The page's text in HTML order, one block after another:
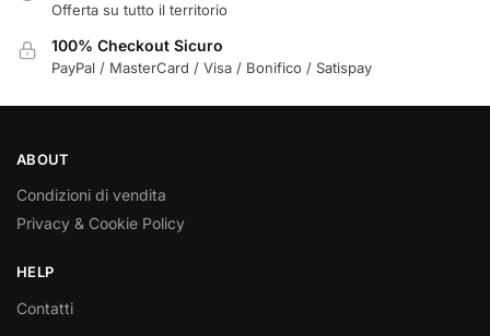
Offerta su tutto il territorio
100% Checkout Sicuro
PayPal / MasterCard / Visa / Bonifico / Satispay
ABOUT
Condizioni di vendita
Privacy & Cookie Policy
HELP
Contatti